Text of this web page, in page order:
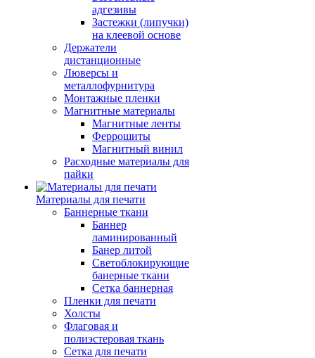
адгезивы
Застежки (липучки)
на клеевой основе
Держатели
дистанционные
Люверсы и
металлофурнитура
Монтажные пленки
Магнитные материалы
Магнитные ленты
Феррошиты
Магнитный винил
Расходные материалы для
пайки
Материалы для печати
Баннерные ткани
Баннер
ламинированный
Банер литой
Светоблокирующие
банерные ткани
Сетка баннерная
Пленки для печати
Холсты
Флаговая и
полиэстеровая ткань
Сетка для печати